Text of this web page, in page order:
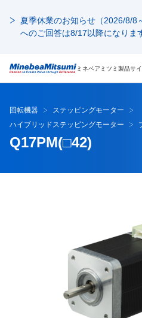
夏季休業のお知らせ（2026/8/8
へのご回答は8/17以降になりま
ミネベアミツミ製品サイ
回転機器
ステッピングモーター
ハイブリッドステッピングモーター
Q17PM(□42)